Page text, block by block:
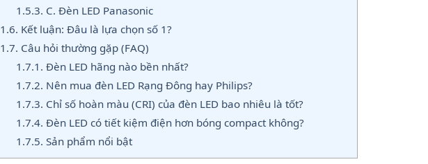
1.5.3. C. Đèn LED Panasonic
1.6. Kết luận: Đâu là lựa chọn số 1?
1.7. Câu hỏi thường gặp (FAQ)
1.7.1. Đèn LED hãng nào bền nhất?
1.7.2. Nên mua đèn LED Rạng Đông hay Philips?
1.7.3. Chỉ số hoàn màu (CRI) của đèn LED bao nhiêu là tốt?
1.7.4. Đèn LED có tiết kiệm điện hơn bóng compact không?
1.7.5. Sản phẩm nổi bật